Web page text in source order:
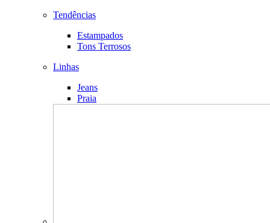
Tendências
Estampados
Tons Terrosos
Linhas
Jeans
Praia